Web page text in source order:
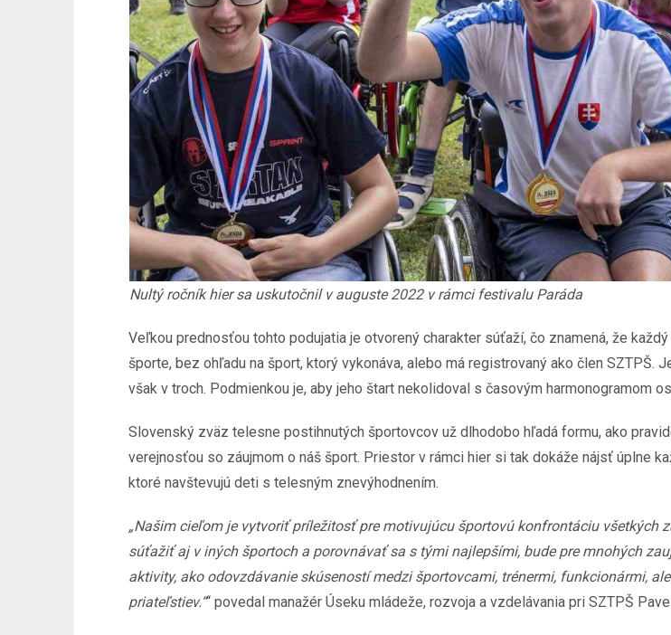
Nultý ročník hier sa uskutočnil v auguste 2022 v rámci festivalu Paráda
Veľkou prednosťou tohto podujatia je otvorený charakter súťaží, čo znamená, že
športe, bez ohľadu na šport, ktorý vykonáva, alebo má registrovaný ako člen SZTPŠ.
však v troch. Podmienkou je, aby jeho štart nekolidoval s časovým harmonogramom
Slovenský zväz telesne postihnutých športovcov už dlhodobo hľadá formu, ako
verejnosťou so záujmom o náš šport. Priestor v rámci hier si tak dokáže nájsť úplne
ktoré navštevujú deti s telesným znevýhodnením.
„Našim cieľom je vytvoriť príležitosť pre motivujúcu športovú konfrontáciu všetkých
súťažiť aj v iných športoch a porovnávať sa s tými najlepšími, bude pre mnohých
aktivity, ako odovzdávanie skúseností medzi športovcami, trénermi, funkcionármi,
priateľstiev.““ povedal manažér Úseku mládeže, rozvoja a vzdelávania pri SZTPŠ